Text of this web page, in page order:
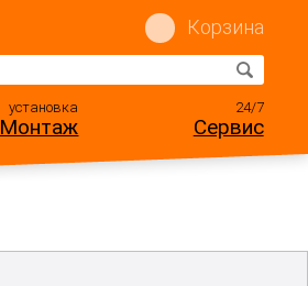
Корзина
установка
Монтаж
24/7
Сервис